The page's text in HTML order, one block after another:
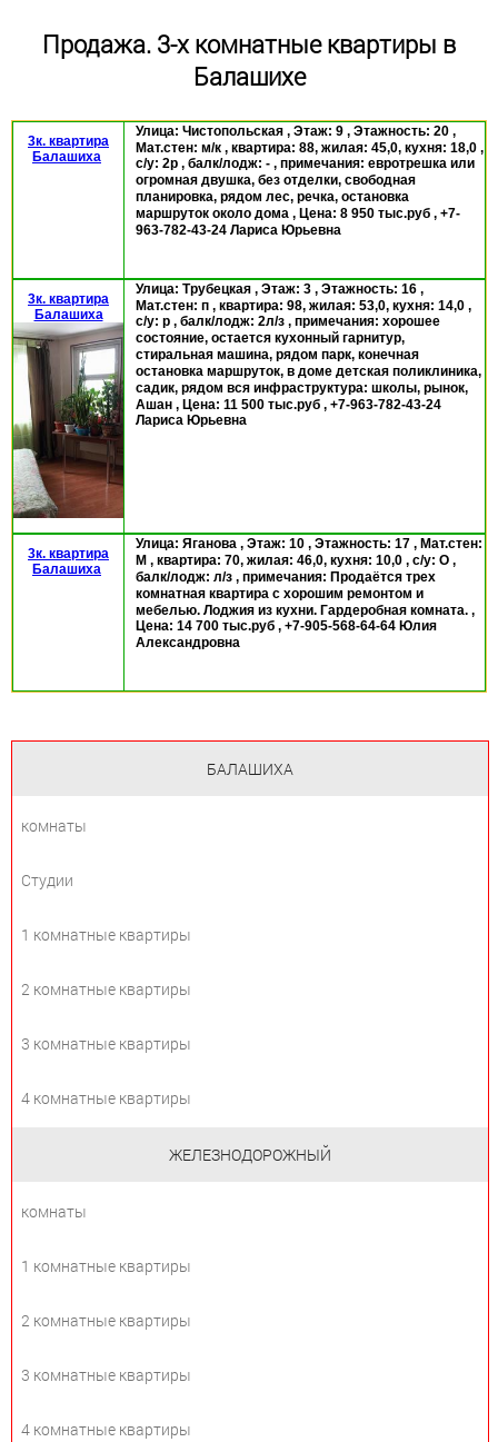
Продажа. 3-х комнатные квартиры в
Балашихе
3к. квартира
Балашиха
Улица: Чистопольская , Этаж: 9 , Этажность: 20 ,
Мат.стен: м/к , квартира: 88, жилая: 45,0, кухня: 18,0 ,
с/у: 2р , балк/лодж: - , примечания: евротрешка или
огромная двушка, без отделки, свободная
планировка, рядом лес, речка, остановка
маршруток около дома , Цена: 8 950 тыс.руб , +7-
963-782-43-24 Лариса Юрьевна
3к. квартира
Балашиха
Улица: Трубецкая , Этаж: 3 , Этажность: 16 ,
Мат.стен: п , квартира: 98, жилая: 53,0, кухня: 14,0 ,
с/у: р , балк/лодж: 2л/з , примечания: хорошее
состояние, остается кухонный гарнитур,
стиральная машина, рядом парк, конечная
остановка маршруток, в доме детская поликлиника,
садик, рядом вся инфраструктура: школы, рынок,
Ашан , Цена: 11 500 тыс.руб , +7-963-782-43-24
Лариса Юрьевна
3к. квартира
Балашиха
Улица: Яганова , Этаж: 10 , Этажность: 17 , Мат.стен:
М , квартира: 70, жилая: 46,0, кухня: 10,0 , с/у: О ,
балк/лодж: л/з , примечания: Продаётся трех
комнатная квартира с хорошим ремонтом и
мебелью. Лоджия из кухни. Гардеробная комната. ,
Цена: 14 700 тыс.руб , +7-905-568-64-64 Юлия
Александровна
БАЛАШИХА
комнаты
Студии
1 комнатные квартиры
2 комнатные квартиры
3 комнатные квартиры
4 комнатные квартиры
ЖЕЛЕЗНОДОРОЖНЫЙ
комнаты
1 комнатные квартиры
2 комнатные квартиры
3 комнатные квартиры
4 комнатные квартиры